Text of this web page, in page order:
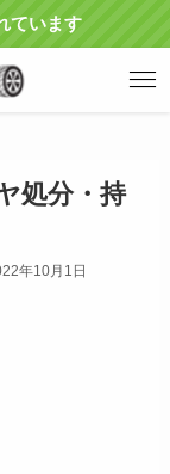
ています
処分・持
年10月1日